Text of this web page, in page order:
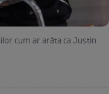
cum ar arăta ca Justin